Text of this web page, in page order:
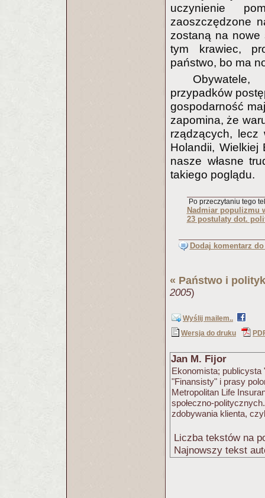
uczynienie
zaoszczędzone
zostaną na nowe
tym krawiec,
państwo, bo ma
przypadków
gospodarność
zapomina, że
rządzących, lecz
Holandii, Wielkiej
nasze własne
takiego poglądu.
Po przeczytaniu tego
Nadmiar populizmu
23 postulaty dot.
Dodaj komentarz
« Państwo i
2005)
Wyślij mailem..
Wersja do druku
Jan M. Fijor
Ekonomista;
"Finansisty" i prasy
Metropolitan Life
społeczno-
zdobywania klienta,
Liczba tekstów na
Najnowszy tekst